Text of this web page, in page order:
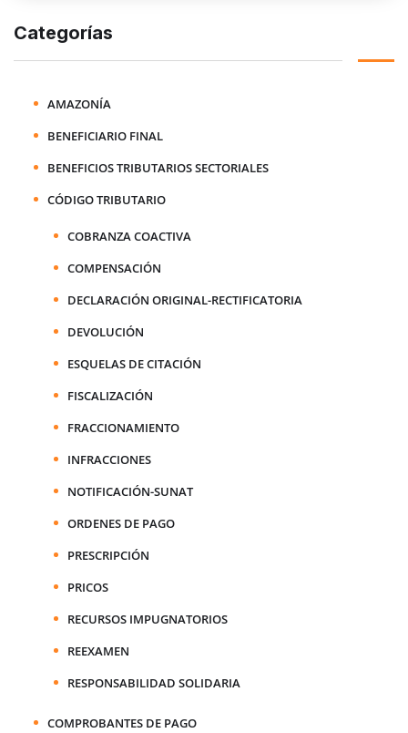
Categorías
AMAZONÍA
BENEFICIARIO FINAL
BENEFICIOS TRIBUTARIOS SECTORIALES
CÓDIGO TRIBUTARIO
COBRANZA COACTIVA
COMPENSACIÓN
DECLARACIÓN ORIGINAL-RECTIFICATORIA
DEVOLUCIÓN
ESQUELAS DE CITACIÓN
FISCALIZACIÓN
FRACCIONAMIENTO
INFRACCIONES
NOTIFICACIÓN-SUNAT
ORDENES DE PAGO
PRESCRIPCIÓN
PRICOS
RECURSOS IMPUGNATORIOS
REEXAMEN
RESPONSABILIDAD SOLIDARIA
COMPROBANTES DE PAGO